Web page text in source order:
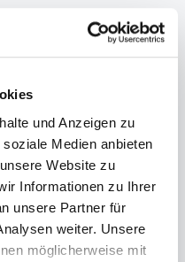
und Anzeigen zu
Medien anbieten
Website zu
Informationen zu Ihrer
unsere Partner für
weiter. Unsere
möglicherweise mit